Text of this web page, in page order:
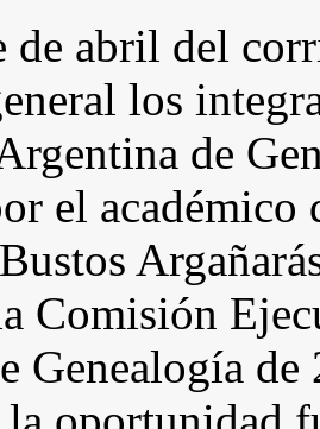
de abril del
los
de
el
Comisión
Genealogía de